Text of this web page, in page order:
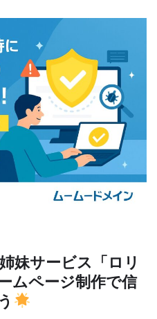
妹サービス「ロリ
ムページ制作で信